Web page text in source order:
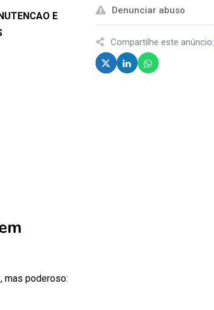
E
mas poderoso:
Denunciar abuso
Compartilhe este anúncio: